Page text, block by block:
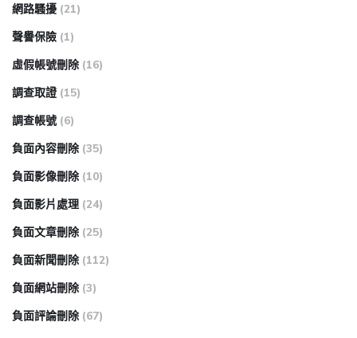
網路騷擾 (21)
聲譽保險 (1)
虛假帳號刪除 (16)
調查取證 (15)
調查帳號 (6)
負面內容刪除 (35)
負面影像刪除 (10)
負面影片處理 (24)
負面文章刪除 (25)
負面新聞刪除 (112)
負面網站刪除 (3)
負面評論刪除 (67)